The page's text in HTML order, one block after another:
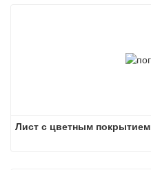
Лист с цветным покрытием